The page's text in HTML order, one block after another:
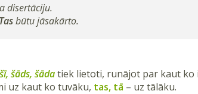
disertāciju.
Tasbūtu jāsakārto.
šāds, šādatiek lietoti, runājot par kaut ko
uz kaut ko tuvāku, tas, tā – uz tālāku.